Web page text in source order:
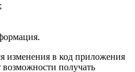
изменения в код приложения
возможности получать